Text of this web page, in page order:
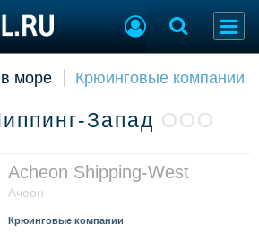
Торговая площадка
Продажа флота
Изделия
Материалы
море Крюинговые компании
Запад ООО
Acheon Shipping-West
Ачеон
Крюинговые компании